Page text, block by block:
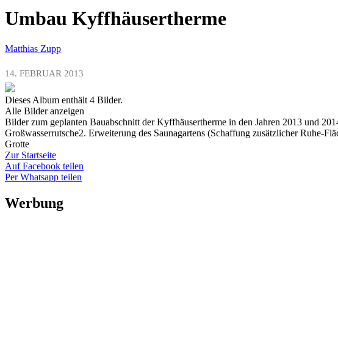
Umbau Kyffhäusertherme
Matthias Zupp
14. FEBRUAR 2013
Dieses Album enthält 4 Bilder.
Alle Bilder anzeigen
Bilder zum geplanten Bauabschnitt der Kyffhäusertherme in den Jahren 2013 und
Großwasserrutsche2. Erweiterung des Saunagartens (Schaffung zusätzlicher Ruhe-
Grotte
Zur Startseite
Auf Facebook teilen
Per Whatsapp teilen
Werbung